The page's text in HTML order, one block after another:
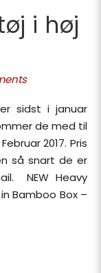
i høj
de med til
2017. Pris
så snart de er
NEW Heavy
Bamboo Box –